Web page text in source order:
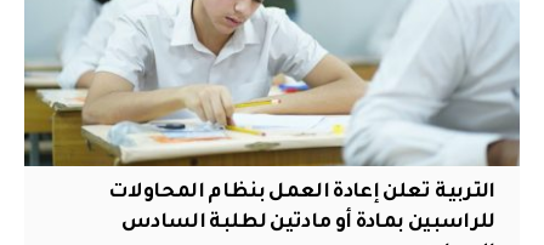
التربية تعلن إعادة العمل بنظام المحاولات
للراسبين بمادة أو مادتين لطلبة السادس